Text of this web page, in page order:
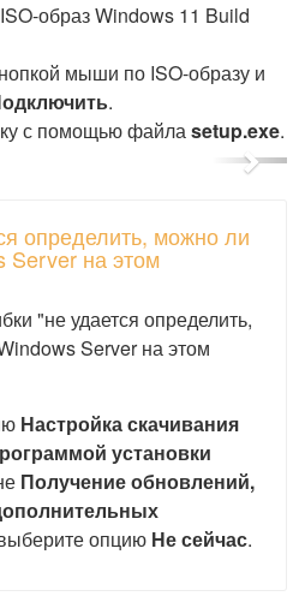
образ Windows 11 Build
мыши по ISO-образу и
.
с помощью файлаsetup.exe.
Next
определить, можно ли
Server на этом
"не удается определить,
Server на этом
Настройка скачивания
установки
Получение обновлений,
опцию Не сейчас.